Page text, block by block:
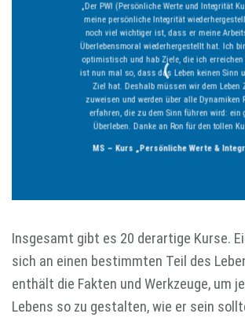
„Der PWI (Persönliche Werte und Integrität
meine persönliche Integrität
noch viel wichtiger ist, dass er meine
Überlebensmoral wiederhergestellt hat. Ich
optimistisch und hab Ziele, die ich
ist nun mal so, dass das Leben keinen Sinn
Ziel hat. Deshalb müssen wir dem Leben
zuweisen und werden über alle Dynamiken
erfahren, die zu dem Sinn führen wird: ein
Überleben. Danke an Ron für den tollen
MS – Kurs „Persönliche Werte &
Insgesamt gibt es 20 derartige Kurse.
sich an einen bestimmten Teil des
enthält die Fakten und Werkzeuge, um
Lebens so zu gestalten, wie er sein